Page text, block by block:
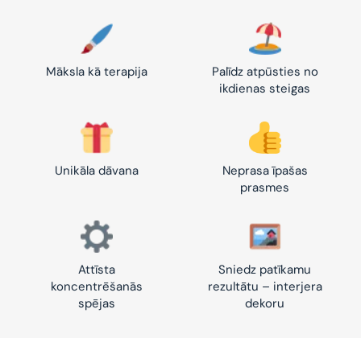
Māksla kā terapija
Palīdz atpūsties no
ikdienas steigas
Unikāla dāvana
Neprasa īpašas
prasmes
Attīsta
koncentrēšanās
spējas
Sniedz patīkamu
rezultātu – interjera
dekoru